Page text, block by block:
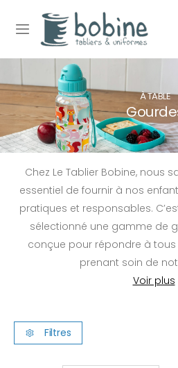
À TABLE
Chez Le Tablier Bobine, nous
essentiel de fournir à nos
pratiques et responsables.
sélectionné une gamme de
conçue pour répondre à
prenant soin de
Filtres